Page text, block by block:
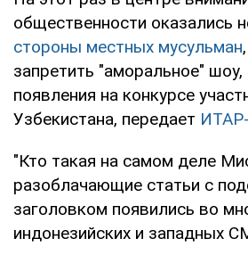
общественности оказались
стороны местных мусульман
запретить "аморальное" шоу,
появления на конкурсе
Узбекистана, передает
"Кто такая на самом деле
разоблачающие статьи с
заголовком появились во
индонезийских и западных